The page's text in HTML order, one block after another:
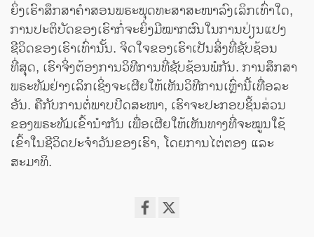
ຍິ່ງເຮົາສຶກສາຄຳສອນພຣະພຸດທະສາສະໜາລົງເລິກເທົ່າໃດ,
ການປະຕິບັດຂອງເຮົາກໍ່ຈະຍິ່ງມີໝາກຜົນໃນການປ່ຽນແປງ
ຊີວິດຂອງເຮົາເທົ່ານັ້ນ. ຈິດໃຈຂອງເຮົາເປັນສິ່ງທີ່ຊັບຊ້ອນ
ທີ່ສຸດ, ເຮົາຈິ່ງຕ້ອງການວິທີການທີ່ຊັບຊ້ອນພໍກັນ. ການສຶກສາ
ພຣະທັມຢ່າງເລິກເຊິ່ງຈະເຜີຍໃຫ້ເຫັນວິທີການເຫຼົ່ານີ້ເທື່ອລະ
ອັນ. ຄືກັບການຕໍ່ພາບປິດສະໜາ, ເຮົາຈະປະກອບຊິ້ນສ່ວນ
ຂອງພຣະທັມເຂົ້ານຳກັນ ເພື່ອເຜີຍໃຫ້ເຫັນທາງທີ່ຈະໝູນໃຊ້
ເຂົ້າໃນຊີວິດປະຈຳວັນຂອງເຮົາ, ໂດຍການໄຕ່ຕອງ ແລະ
ສະມາທິ.